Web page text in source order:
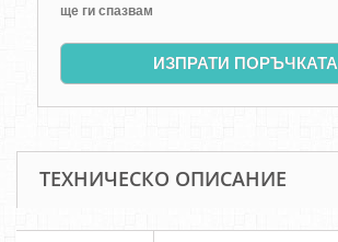
ще ги спазвам
ИЗПРАТИ ПОРЪЧКАТА
ТЕХНИЧЕСКО ОПИСАНИЕ